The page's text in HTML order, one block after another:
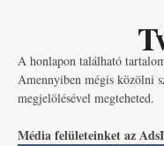
A honlapon található
Amennyiben mégis közölni
megjelölésével megteheted.
Média felületeinket az